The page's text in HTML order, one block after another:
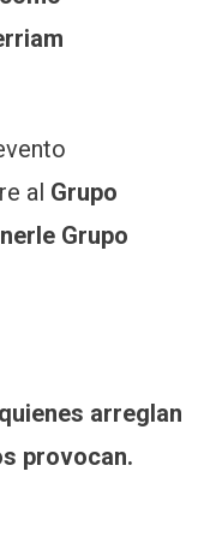
al Grupo
Grupo
arreglan
provocan.